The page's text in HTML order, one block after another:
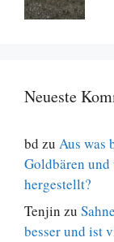
Neueste
bd zu Aus was
Goldbären
hergestellt?
Tenjin zu
besser und ist